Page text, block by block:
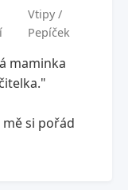
Vtipy /
Pepíček
maminka
si pořád